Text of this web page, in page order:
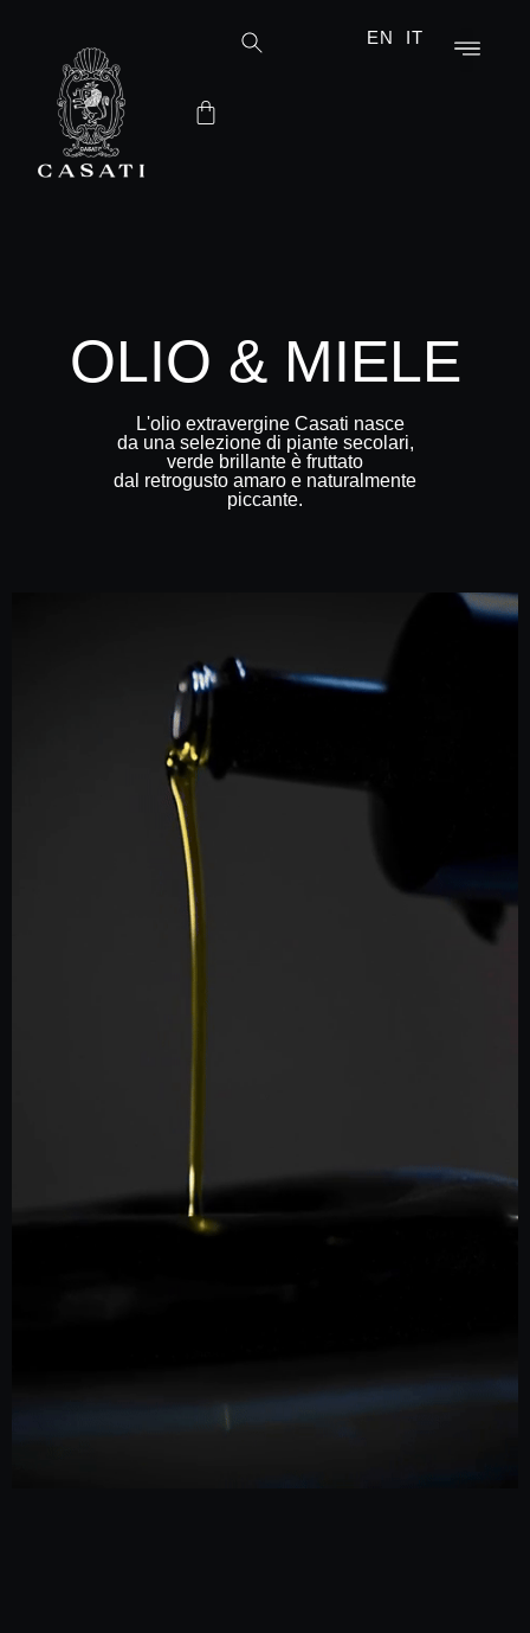
EN IT
OLIO & MIELE
L'olio extravergine Casati nasce
da una selezione di piante secolari,
verde brillante è fruttato
dal retrogusto amaro e naturalmente
piccante.